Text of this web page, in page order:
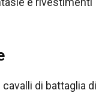
di battaglia di